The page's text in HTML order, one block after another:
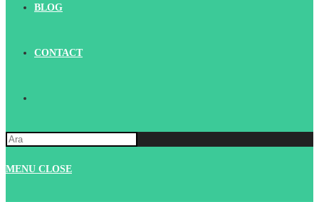
BLOG
CONTACT
Search
this
MENU CLOSE